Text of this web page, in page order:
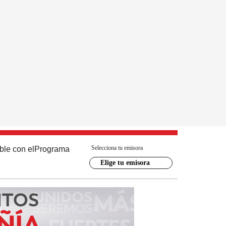
con el Programa Selecciona tu emisora
Elige tu emisora